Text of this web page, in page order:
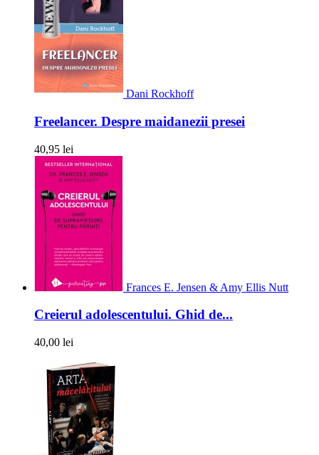
Dani Rockhoff
Freelancer. Despre maidanezii presei
40,95 lei
Frances E. Jensen & Amy Ellis Nutt
Creierul adolescentului. Ghid de...
40,00 lei